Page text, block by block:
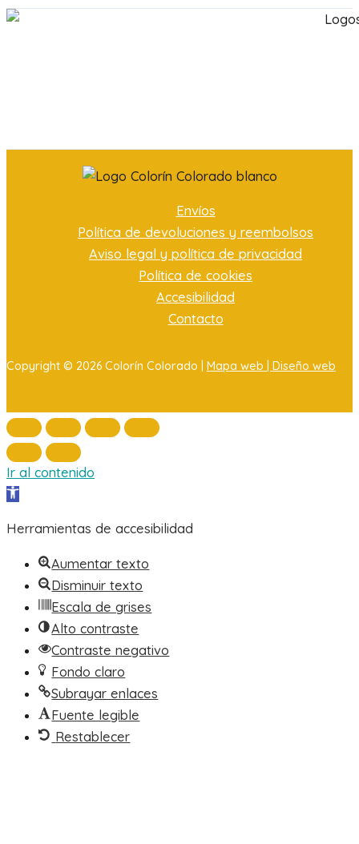
Envíos
Política de devoluciones y reembolsos
Aviso legal y política de privacidad
Política de cookies
Accesibilidad
Contacto
Copyright © 2026 Colorín Colorado | Mapa web | Diseño web
Ir al contenido
Abrir barra de herramientas
Herramientas de accesibilidad
Aumentar texto
Disminuir texto
Escala de grises
Alto contraste
Contraste negativo
Fondo claro
Subrayar enlaces
Fuente legible
Restablecer